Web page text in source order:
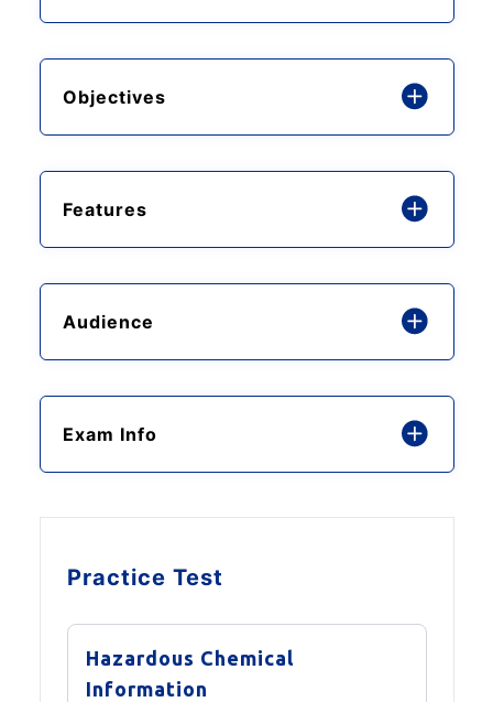
Objectives
Features
Audience
Exam Info
Practice Test
Hazardous Chemical
Information